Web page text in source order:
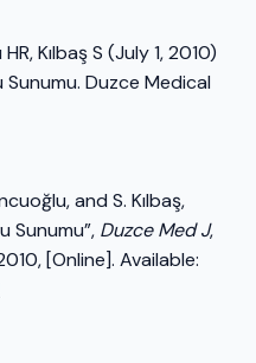
Kılbaş S (July 1, 2010)
Duzce Medical
and S. Kılbaş,
Sunumu”, Duzce Med J,
[Online]. Available: